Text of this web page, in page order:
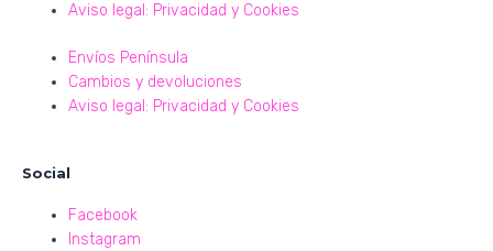
Aviso legal: Privacidad y Cookies
Envíos Península
Cambios y devoluciones
Aviso legal: Privacidad y Cookies
Social
Facebook
Instagram